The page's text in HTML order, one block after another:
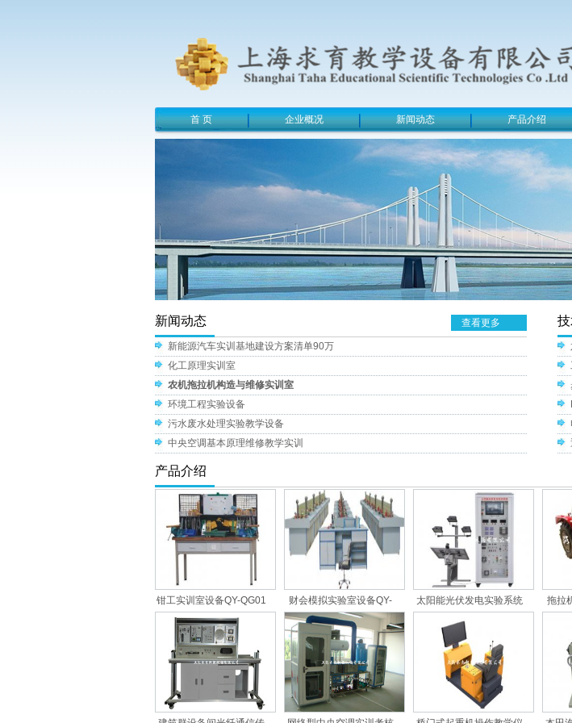
首 页 企业概况 新闻动态 产品介绍
新闻动态 查看更多
新能源汽车实训基地建设方案清单90万
化工原理实训室
农机拖拉机构造与维修实训室
环境工程实验设备
污水废水处理实验教学设备
中央空调基本原理维修教学实训
产品介绍
钳工实训室设备QY-QG01
财会模拟实验室设备QY-
CK04
太阳能光伏发电实验系统
拖拉